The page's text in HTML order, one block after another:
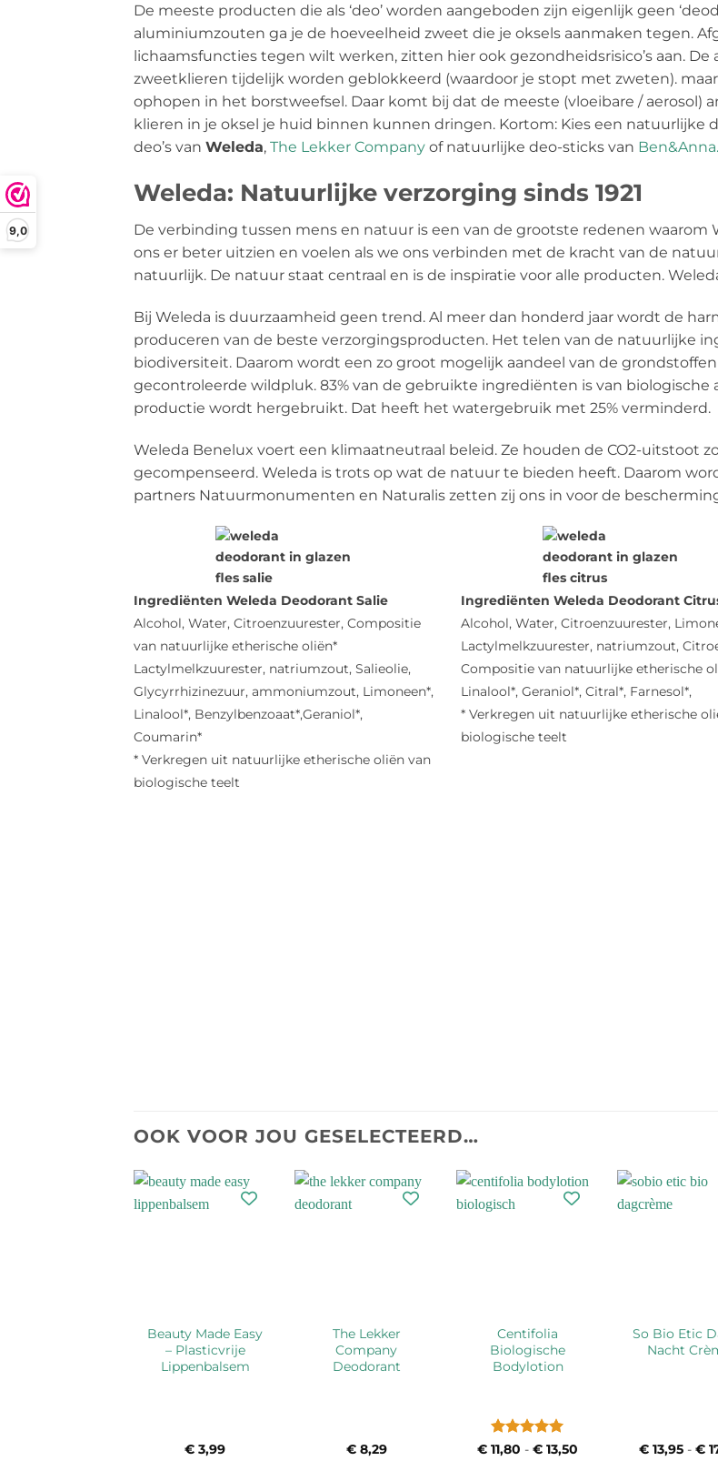
9,0
De meeste producten die als ‘deo’ worden aangeboden zijn eigenlijk geen
aluminiumzouten ga je de hoeveelheid zweet die je oksels aanmaken tegen.
lichaamsfuncties tegen wilt werken, zitten hier ook gezondheidsrisico’s aan.
zweetklieren tijdelijk worden geblokkeerd (waardoor je stopt met zweten).
ophopen in het borstweefsel. Daar komt bij dat de meeste (vloeibare / aerosol)
klieren in je oksel je huid binnen kunnen dringen. Kortom: Kies een natuurlijke
deo’s van Weleda, The Lekker Company of natuurlijke deo-sticks van Ben&Anna.
Weleda: Natuurlijke verzorging sinds 1921
De verbinding tussen mens en natuur is een van de grootste redenen waarom
ons er beter uitzien en voelen als we ons verbinden met de kracht van de
natuurlijk. De natuur staat centraal en is de inspiratie voor alle producten.
Bij Weleda is duurzaamheid geen trend. Al meer dan honderd jaar wordt de
produceren van de beste verzorgingsproducten. Het telen van de natuurlijke
biodiversiteit. Daarom wordt een zo groot mogelijk aandeel van de grondstoffen
gecontroleerde wildpluk. 83% van de gebruikte ingrediënten is van
productie wordt hergebruikt. Dat heeft het watergebruik met 25% verminderd.
Weleda Benelux voert een klimaatneutraal beleid. Ze houden de CO2-uitstoot
gecompenseerd. Weleda is trots op wat de natuur te bieden heeft. Daarom
partners Natuurmonumenten en Naturalis zetten zij ons in voor de
Ingrediënten Weleda Deodorant Salie
Alcohol, Water, Citroenzuurester, Compositie
van natuurlijke etherische oliën*
Lactylmelkzuurester, natriumzout, Salieolie,
Glycyrrhizinezuur, ammoniumzout, Limoneen*,
Linalool*, Benzylbenzoaat*,Geraniol*,
Coumarin*
* Verkregen uit natuurlijke etherische oliën van
biologische teelt
Ingrediënten Weleda Deodorant
Alcohol, Water, Citroenzuurester,
Lactylmelkzuurester, natriumzout,
Compositie van natuurlijke etherische
Linalool*, Geraniol*, Citral*, Farnesol*,
* Verkregen uit natuurlijke etherische
biologische teelt
OOK VOOR JOU GESELECTEERD…
Beauty Made Easy
– Plasticvrije
Lippenbalsem
€ 3,99
The Lekker
Company
Deodorant
€8,29
Centifolia
Biologische
Bodylotion
Waardering
€ 11,80 - € 13,50 Prijsklasse:
So Bio Etic
Nacht
€13,95 - €